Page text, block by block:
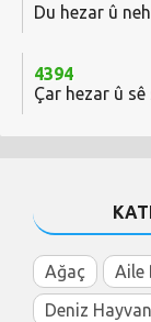
Du hezar û
4394
Çar hezar û
Ağaç Aile
Deniz